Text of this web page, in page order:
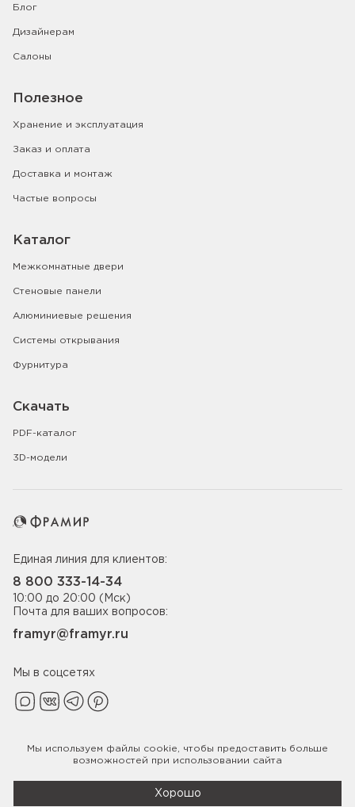
Блог
Дизайнерам
Салоны
Полезное
Хранение и эксплуатация
Заказ и оплата
Доставка и монтаж
Частые вопросы
Каталог
Межкомнатные двери
Стеновые панели
Алюминиевые решения
Системы открывания
Фурнитура
Скачать
PDF-каталог
3D-модели
Единая линия для клиентов:
8 800 333-14-34
10:00 до 20:00 (Мск)
Почта для ваших вопросов:
framyr@framyr.ru
Мы в соцсетях
Политика конфиденциальности
Мы используем файлы cookie , чтобы предоставить больше
возможностей при использовании сайта
Хорошо